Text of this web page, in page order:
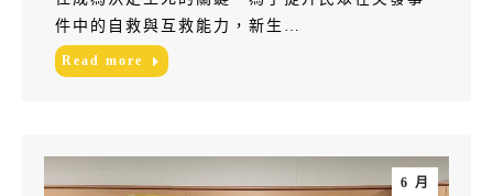
件中的自救與互救能力，新生…
Read more
6 月